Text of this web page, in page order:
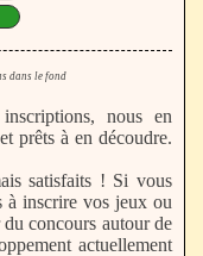
dans le fond
nous en
et prêts à en découdre.
satisfaits ! Si vous
à inscrire vos jeux ou
concours autour de
actuellement